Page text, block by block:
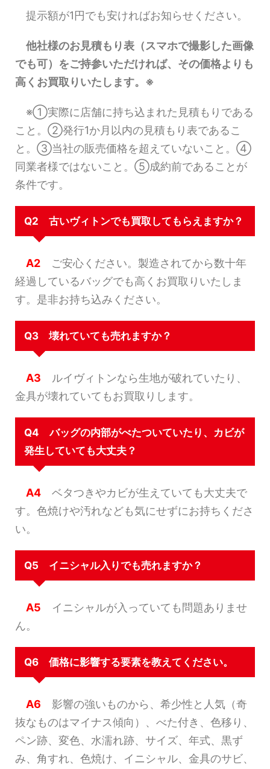
提示額が1円でも安ければお知らせください。
他社様のお見積もり表（スマホで撮影した画像
でも可）をご持参いただければ、その価格よりも
高くお買取りいたします。※
※①実際に店舗に持ち込まれた見積もりである
こと。②発行1か月以内の見積もり表であるこ
と。③当社の販売価格を超えていないこと。④
同業者様ではないこと。⑤成約前であることが
条件です。
Q2 古いヴィトンでも買取してもらえますか？
A2 ご安心ください。製造されてから数十年
経過しているバッグでも高くお買取りいたしま
す。是非お持ち込みください。
Q3 壊れていても売れますか？
A3 ルイヴィトンなら生地が破れていたり、
金具が壊れていてもお買取りします。
Q4 バッグの内部がべたついていたり、カビが
発生していても大丈夫？
A4 ベタつきやカビが生えていても大丈夫で
す。色焼けや汚れなども気にせずにお持ちくださ
い。
Q5 イニシャル入りでも売れますか？
A5 イニシャルが入っていても問題ありませ
ん。
Q6 価格に影響する要素を教えてください。
A6 影響の強いものから、希少性と人気（奇
抜なものはマイナス傾向）、べた付き、色移り、
ペン跡、変色、水濡れ跡、サイズ、年式、黒ず
み、角すれ、色焼け、イニシャル、金具のサビ、